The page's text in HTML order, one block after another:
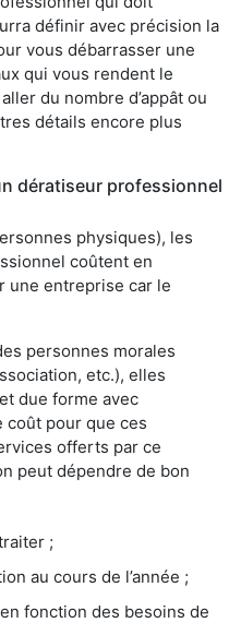
définir avec précision la
vous débarrasser une
qui vous rendent le
du nombre d’appât ou
détails encore plus
dératiseur professionnel
physiques), les
coûtent en
une entreprise car le
personnes morales
etc.), elles
due forme avec
coût pour que ces
offerts par ce
peut dépendre de bon
;
au cours de l’année ;
fonction des besoins de